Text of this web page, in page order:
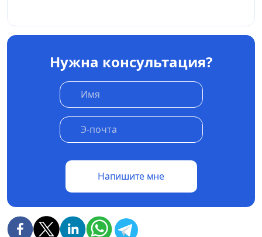
Нужна консультация?
Напишите мне